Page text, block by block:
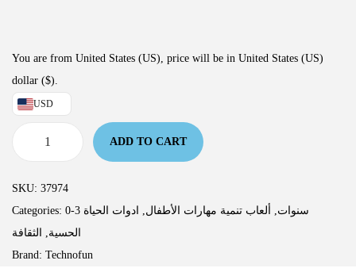
You are from United States (US), price will be in United States (US)
dollar ($).
USD
ADD TO CART
SKU: 37974
Categories:
0-3 سنوات, ألعاب تنمية مهارات الأطفال, ادوات الحياة
الحسية,
الثقافة
Brand: Technofun